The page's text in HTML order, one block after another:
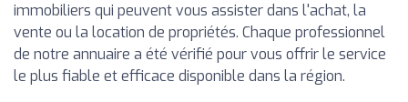
immobiliers qui peuvent vous assister dans l'achat, la
vente ou la location de propriétés. Chaque professionnel
de notre annuaire a été vérifié pour vous offrir le service
le plus fiable et efficace disponible dans la région.